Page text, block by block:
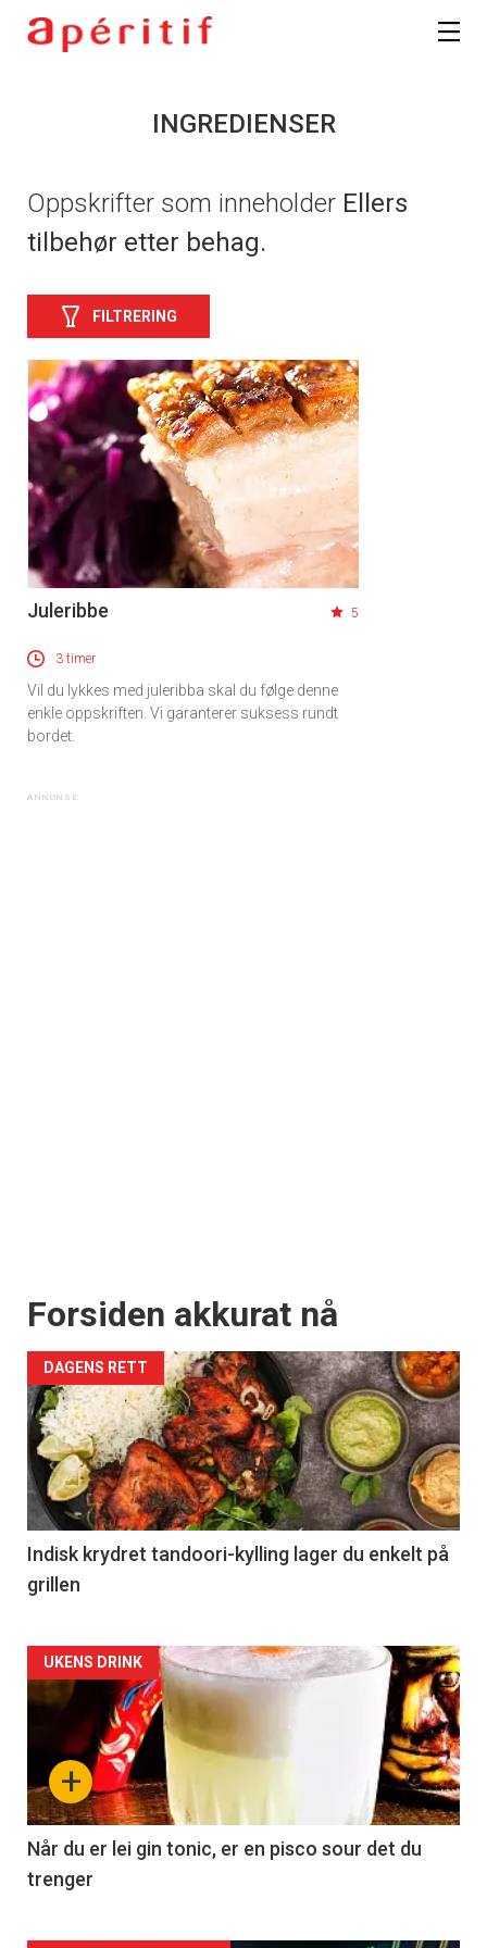
INGREDIENSER
Oppskrifter som inneholder Ellers
tilbehør etter behag.
FILTRERING
Juleribbe 5
3 timer
Vil du lykkes med juleribba skal du følge denne
enkle oppskriften. Vi garanterer suksess rundt
bordet.
Forsiden akkurat nå
DAGENS RETT
Indisk krydret tandoori-kylling lager du enkelt på
grillen
Forsiden
akkurat
nå
-
2
+
UKENS DRINK
Når du er lei gin tonic, er en pisco sour det du
trenger